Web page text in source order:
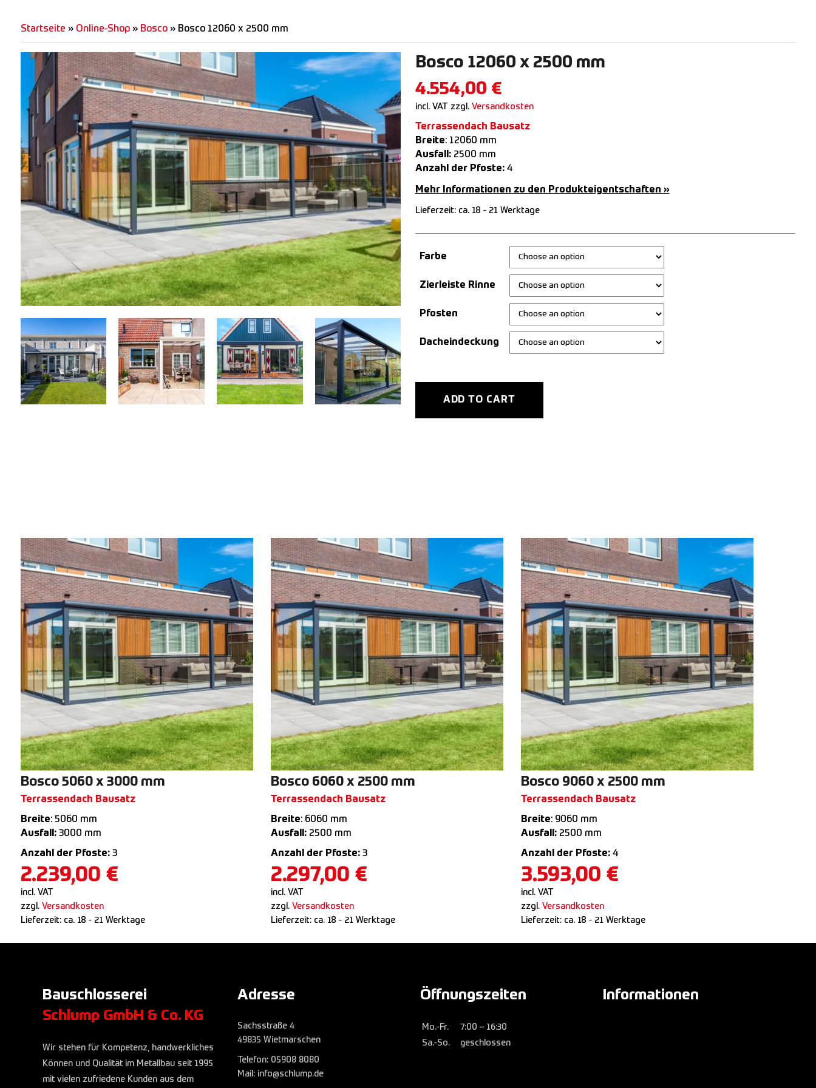
Startseite » Online-Shop» Bosco» Bosco 12060 x 2500 mm
Bosco 12060 x 2500 mm
4.554,00€
incl. VAT zzgl. Versandkosten
Terrassendach Bausatz
Breite: 12060 mm
Ausfall:2500 mm
Anzahl der Pfoste:4
Mehr Informationen zu den Produkteigentschaften »
Lieferzeit: ca. 18 - 21 Werktage
Farbe
Zierleiste Rinne
Pfosten
Dacheindeckung
ADD TO CART
Bosco 5060 x 3000 mm
Terrassendach Bausatz
Breite: 5060 mm
Ausfall:3000 mm
Anzahl der Pfoste:3
2.239,00 €
incl. VAT
zzgl. Versandkosten
Lieferzeit: ca. 18 - 21 Werktage
Bosco 6060 x 2500 mm
Terrassendach Bausatz
Breite: 6060 mm
Ausfall:2500 mm
Anzahl der Pfoste:3
2.297,00 €
incl. VAT
zzgl. Versandkosten
Lieferzeit: ca. 18 - 21 Werktage
Bosco 9060 x 2500 mm
Terrassendach Bausatz
Breite: 9060 mm
Ausfall:2500 mm
Anzahl der Pfoste:4
3.593,00 €
incl. VAT
zzgl. Versandkosten
Lieferzeit: ca. 18 - 21 Werktage
Bauschlosserei
Schlump GmbH & Co. KG
Wir stehen für Kompetenz, handwerkliches
Können und Qualität im Metallbau seit 1995
mit vielen zufriedene Kunden aus dem
Adresse
Sachsstraße 4
49835 Wietmarschen
Telefon: 05908 8080
Mail: info@schlump.de
Öffnungszeiten
Mo.-Fr.
7:00 – 16:30
Sa.-So.
geschlossen
Informationen